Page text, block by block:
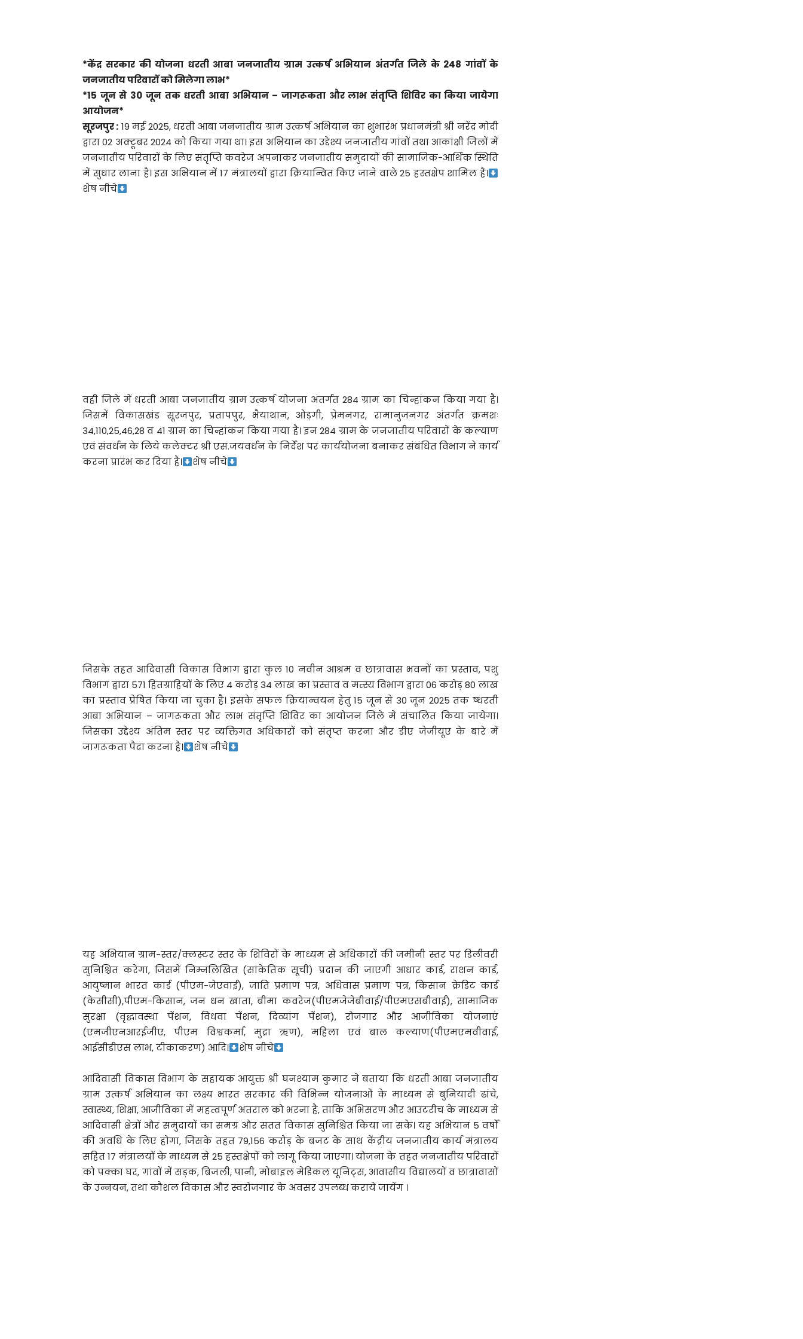
*केंद्र सरकार की योजना धरती आबा जनजातीय ग्राम उत्कर्ष अभियान अंतर्गत जिले के 248 गांवों के
जनजातीय परिवारों को मिलेगा लाभ*
*15 जून से 30 जून तक धरती आबा अभियान – जागरूकता और लाभ संतृप्ति शिविर का किया जायेगा
आयोजन*
सूरजपुर : 19 मई 2025, धरती आबा जनजातीय ग्राम उत्कर्ष अभियान का शुभारंभ प्रधानमंत्री श्री नरेंद्र मोदी
द्वारा 02 अक्टूबर 2024 को किया गया था। इस अभियान का उद्देश्य जनजातीय गांवों तथा आकांक्षी जिलों में
जनजातीय परिवारों के लिए संतृप्ति कवरेज अपनाकर जनजातीय समुदायों की सामाजिक-आर्थिक स्थिति
में सुधार लाना है। इस अभियान में 17 मंत्रालयों द्वारा क्रियान्वित किए जाने वाले 25 हस्तक्षेप शामिल हैं।
शेष नीचे
वही जिले में धरती आबा जनजातीय ग्राम उत्कर्ष योजना अंतर्गत 284 ग्राम का चिन्हांकन किया गया है।
जिसमें विकासखंड सूरजपुर, प्रतापपुर, भैयाथान, ओड़गी, प्रेमनगर, रामानुजनगर अंतर्गत क्रमशः
34,110,25,46,28 व 41 ग्राम का चिन्हांकन किया गया है। इन 284 ग्राम के जनजातीय परिवारों के कल्याण
एवं संवर्धन के लिये कलेक्टर श्री एस.जयवर्धन के निर्देश पर कार्ययोजना बनाकर संबंधित विभाग ने कार्य
करना प्रारंभ कर दिया है।
शेष नीचे
जिसके तहत आदिवासी विकास विभाग द्वारा कुल 10 नवीन आश्रम व छात्रावास भवनों का प्रस्ताव, पशु
विभाग द्वारा 571 हितग्राहियों के लिए 4 करोड़ 34 लाख का प्रस्ताव व मत्स्य विभाग द्वारा 06 करोड़ 80 लाख
का प्रस्ताव प्रेषित किया जा चुका है। इसके सफल क्रियान्वयन हेतु 15 जून से 30 जून 2025 तक ष्धरती
आबा अभियान – जागरूकता और लाभ संतृप्ति शिविर का आयोजन जिले मे संचालित किया जायेगा।
जिसका उद्देश्य अंतिम स्तर पर व्यक्तिगत अधिकारों को संतृप्त करना और डीए जेजीयूए के बारे में
जागरूकता पैदा करना है।
शेष नीचे
यह अभियान ग्राम-स्तर/क्लस्टर स्तर के शिविरों के माध्यम से अधिकारों की जमीनी स्तर पर डिलीवरी
सुनिश्चित करेगा, जिसमें निम्नलिखित (सांकेतिक सूची) प्रदान की जाएगी आधार कार्ड, राशन कार्ड,
आयुष्मान भारत कार्ड (पीएम-जेएवाई), जाति प्रमाण पत्र, अधिवास प्रमाण पत्र, किसान क्रेडिट कार्ड
(केसीसी),पीएम-किसान, जन धन खाता, बीमा कवरेज(पीएमजेजेबीवाई/पीएमएसबीवाई), सामाजिक
सुरक्षा (वृद्धावस्था पेंशन, विधवा पेंशन, दिव्यांग पेंशन), रोजगार और आजीविका योजनाएं
(एमजीएनआरईजीए, पीएम विश्वकर्मा, मुद्रा ऋण), महिला एवं बाल कल्याण(पीएमएमवीवाई,
आईसीडीएस लाभ, टीकाकरण) आदि।
शेष नीचे
आदिवासी विकास विभाग के सहायक आयुक्त श्री घनश्याम कुमार ने बताया कि धरती आबा जनजातीय
ग्राम उत्कर्ष अभियान का लक्ष्य भारत सरकार की विभिन्न योजनाओं के माध्यम से बुनियादी ढांचे,
स्वास्थ्य, शिक्षा, आजीविका में महत्वपूर्ण अंतराल को भरना है, ताकि अभिसरण और आउटरीच के माध्यम से
आदिवासी क्षेत्रों और समुदायों का समग्र और सतत विकास सुनिश्चित किया जा सके। यह अभियान 5 वर्षों
की अवधि के लिए होगा, जिसके तहत 79,156 करोड़ के बजट के साथ केंद्रीय जनजातीय कार्य मंत्रालय
सहित 17 मंत्रालयों के माध्यम से 25 हस्तक्षेपों को लागू किया जाएगा। योजना के तहत जनजातीय परिवारों
को पक्का घर, गांवों में सड़क, बिजली, पानी, मोबाइल मेडिकल यूनिट्स, आवासीय विद्यालयों व छात्रावासों
के उन्नयन, तथा कौशल विकास और स्वरोजगार के अवसर उपलब्ध कराये जायेंग ।